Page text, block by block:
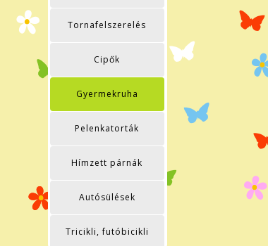
Tornafelszerelés
Cipők
Gyermekruha
Pelenkatorták
Hímzett párnák
Autósülések
Tricikli, futóbicikli